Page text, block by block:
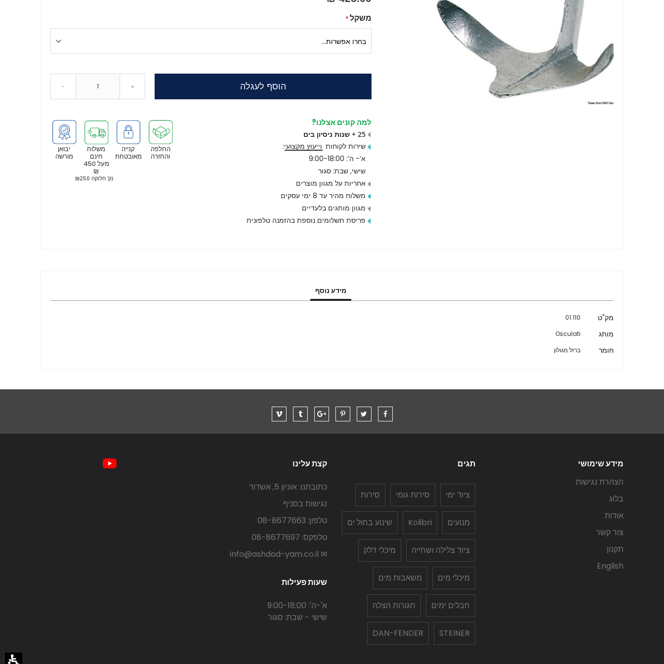
משקל
- + הוסף לעגלה
יבואן
מורשה
משלוח
חינם
מעל 450
₪
נק’ חלוקה ₪250
קנייה
מאובטחת
החלפה
והחזרה
למה קונים אצלנו?
25 + שנות ניסיון בים
שירות לקוחות וייעוץ מקצועי:
א’- ה’: 9:00-18:00
שישי, שבת: סגור
אחריות על מגוון מוצרים
משלוח מהיר עד 8 ימי עסקים
מגוון מותגים בלעדיים
פריסת תשלומים נוספת בהזמנה טלפונית
מידע נוסף
מידע
נוסף
מק"ט 01.110
מותג Osculati
חומר ברזל מגולון
מידע שימושי
הצהרת נגישות
בלוג
אודות
צור קשר
תקנון
English
תגים
ציוד ימי סירות גומי סירות
מנועים Kolibri שינוע בחול ים
ציוד צלילה ושחייה מיכלי דלק
מיכלי מים משאבות מים
חבלים ימים חגורות הצלה
STEINER
DAN-FENDER
קצת עלינו
כתובתנו: אוניון 5, אשדוד
נגישות בסניף
טלפון: 08-8677663
טלפקס: 08-8677697
✉ info@ashdod-yam.co.il
שעות פעילות
א'-ה': 9:00-18:00
שישי - שבת: סגור